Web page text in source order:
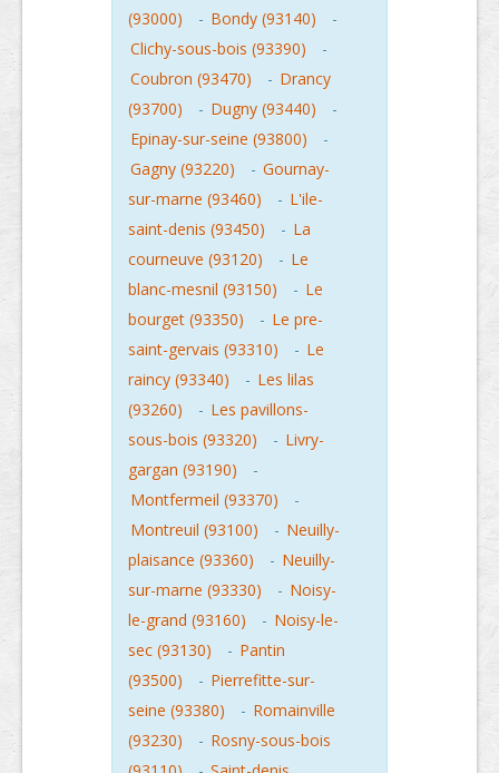
(93000)
- Bondy (93140)
-
Clichy-sous-bois (93390)
-
Coubron (93470)
- Drancy
(93700)
- Dugny (93440)
-
Epinay-sur-seine (93800)
-
Gagny (93220)
- Gournay-
sur-marne (93460)
- L'ile-
saint-denis (93450)
- La
courneuve (93120)
- Le
blanc-mesnil (93150)
- Le
bourget (93350)
- Le pre-
saint-gervais (93310)
- Le
raincy (93340)
- Les lilas
(93260)
- Les pavillons-
sous-bois (93320)
- Livry-
gargan (93190)
-
Montfermeil (93370)
-
Montreuil (93100)
- Neuilly-
plaisance (93360)
- Neuilly-
sur-marne (93330)
- Noisy-
le-grand (93160)
- Noisy-le-
sec (93130)
- Pantin
(93500)
- Pierrefitte-sur-
seine (93380)
- Romainville
(93230)
- Rosny-sous-bois